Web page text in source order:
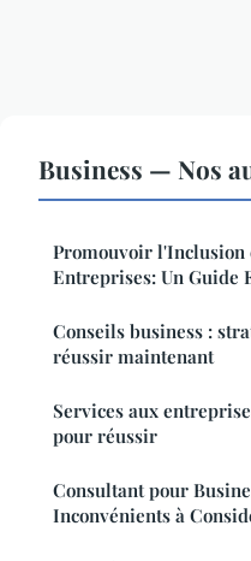
Business — Nos
Promouvoir l'Inclusion
Entreprises: Un Guide
Conseils business :
réussir maintenant
Services aux
pour réussir
Consultant pour
Inconvénients à